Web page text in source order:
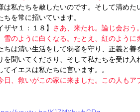
は私たちを赦したいのです。そして清め
ちを常に招いています。
ザヤ１：１８】 さあ、来たれ。論じ会おう
雪のように白くなる。たとえ、紅のように
ちは清い生活をして弱者を守り、正義と
を聞いてくださり、そして私たちを受け入
てイエスは私たちに言います。。
日、救いがこの家に来ました。この人もア